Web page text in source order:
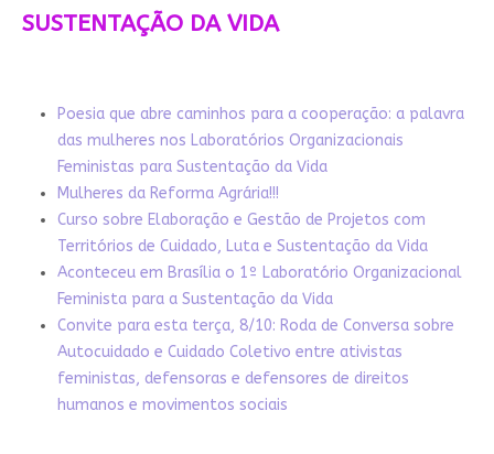
SUSTENTAÇÃO DA VIDA
Poesia que abre caminhos para a cooperação: a palavra
das mulheres nos Laboratórios Organizacionais
Feministas para Sustentação da Vida
Mulheres da Reforma Agrária!!!
Curso sobre Elaboração e Gestão de Projetos com
Territórios de Cuidado, Luta e Sustentação da Vida
Aconteceu em Brasília o 1º Laboratório Organizacional
Feminista para a Sustentação da Vida
Convite para esta terça, 8/10: Roda de Conversa sobre
Autocuidado e Cuidado Coletivo entre ativistas
feministas, defensoras e defensores de direitos
humanos e movimentos sociais